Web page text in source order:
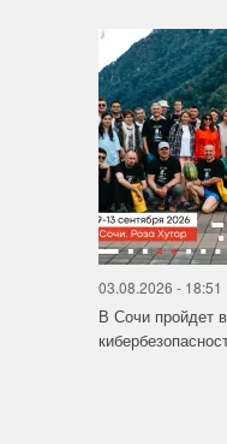
03.08.2026 - 18:51
В Сочи пройдет